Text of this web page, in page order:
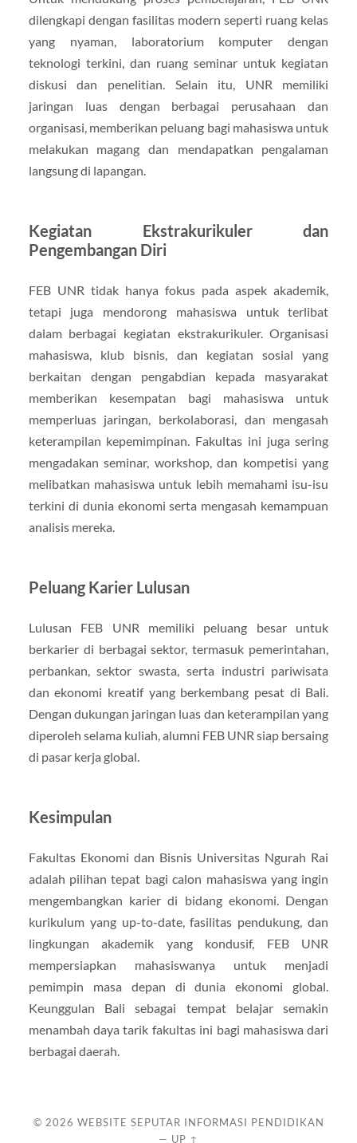
dilengkapi dengan fasilitas modern seperti ruang kelas
yang nyaman, laboratorium komputer dengan
teknologi terkini, dan ruang seminar untuk kegiatan
diskusi dan penelitian. Selain itu, UNR memiliki
jaringan luas dengan berbagai perusahaan dan
organisasi, memberikan peluang bagi mahasiswa untuk
melakukan magang dan mendapatkan pengalaman
langsung di lapangan.
Kegiatan Ekstrakurikuler dan
Pengembangan Diri
FEB UNR tidak hanya fokus pada aspek akademik,
tetapi juga mendorong mahasiswa untuk terlibat
dalam berbagai kegiatan ekstrakurikuler. Organisasi
mahasiswa, klub bisnis, dan kegiatan sosial yang
berkaitan dengan pengabdian kepada masyarakat
memberikan kesempatan bagi mahasiswa untuk
memperluas jaringan, berkolaborasi, dan mengasah
keterampilan kepemimpinan. Fakultas ini juga sering
mengadakan seminar, workshop, dan kompetisi yang
melibatkan mahasiswa untuk lebih memahami isu-isu
terkini di dunia ekonomi serta mengasah kemampuan
analisis mereka.
Peluang Karier Lulusan
Lulusan FEB UNR memiliki peluang besar untuk
berkarier di berbagai sektor, termasuk pemerintahan,
perbankan, sektor swasta, serta industri pariwisata
dan ekonomi kreatif yang berkembang pesat di Bali.
Dengan dukungan jaringan luas dan keterampilan yang
diperoleh selama kuliah, alumni FEB UNR siap bersaing
di pasar kerja global.
Kesimpulan
Fakultas Ekonomi dan Bisnis Universitas Ngurah Rai
adalah pilihan tepat bagi calon mahasiswa yang ingin
mengembangkan karier di bidang ekonomi. Dengan
kurikulum yang up-to-date, fasilitas pendukung, dan
lingkungan akademik yang kondusif, FEB UNR
mempersiapkan mahasiswanya untuk menjadi
pemimpin masa depan di dunia ekonomi global.
Keunggulan Bali sebagai tempat belajar semakin
menambah daya tarik fakultas ini bagi mahasiswa dari
berbagai daerah.
© 2026 WEBSITE SEPUTAR INFORMASI PENDIDIKAN
— UP ↑